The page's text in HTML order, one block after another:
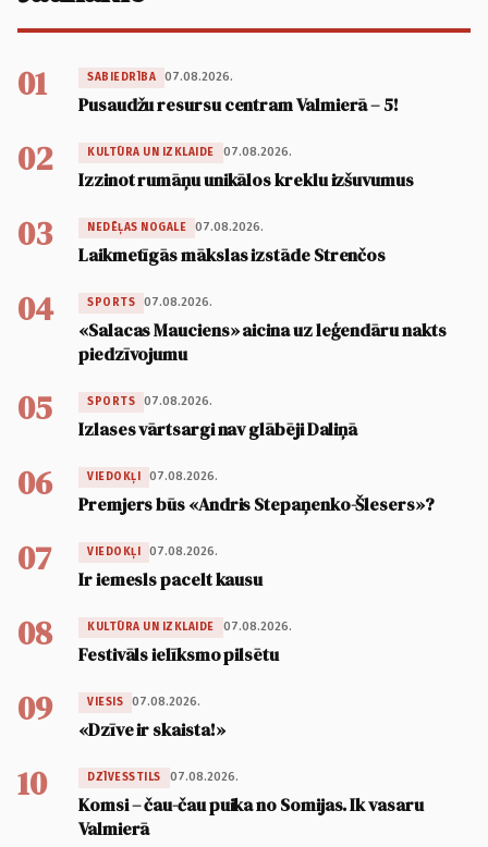
01 SABIEDRĪBA 07.08.2026.
Pusaudžu resursu centram Valmierā – 5!
02 KULTŪRA UN IZKLAIDE 07.08.2026.
Izzinot rumāņu unikālos kreklu izšuvumus
03 NEDĒĻAS NOGALE 07.08.2026.
Laikmetīgās mākslas izstāde Strenčos
04 SPORTS 07.08.2026.
«Salacas Mauciens» aicina uz leģendāru nakts
piedzīvojumu
05 SPORTS 07.08.2026.
Izlases vārtsargi nav glābēji Daliņā
06 VIEDOKĻI 07.08.2026.
Premjers būs «Andris Stepaņenko-Šlesers»?
07 VIEDOKĻI 07.08.2026.
Ir iemesls pacelt kausu
08 KULTŪRA UN IZKLAIDE 07.08.2026.
Festivāls ielīksmo pilsētu
09 VIESIS 07.08.2026.
«Dzīve ir skaista!»
10 DZĪVESSTILS 07.08.2026.
Komsi – čau-čau puika no Somijas. Ik vasaru
Valmierā